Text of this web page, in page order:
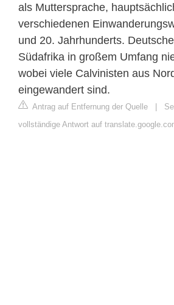
als Muttersprache,
verschiedenen
und 20. Jahrhunderts.
Südafrika in großem Umfang
wobei viele Calvinisten aus
eingewandert sind.
Antrag auf Entfernung der Quelle |
vollständige Antwort auf